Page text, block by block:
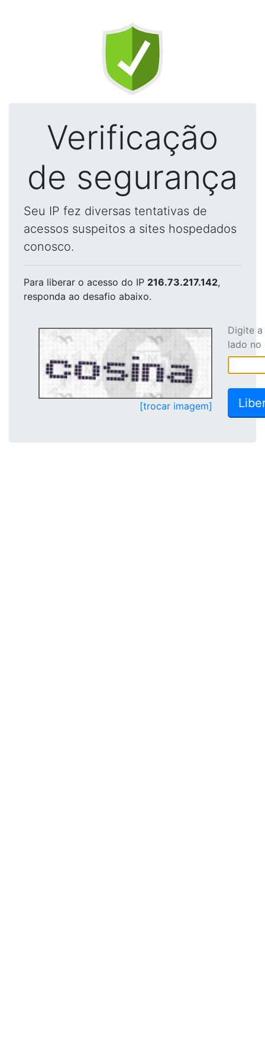
Verificação
de segurança
Seu IP fez diversas tentativas de
acessos suspeitos a sites hospedados
conosco.
Para liberar o acesso do IP 216.73.217.142,
responda ao desafio abaixo.
[trocar imagem]
Digite
lado no